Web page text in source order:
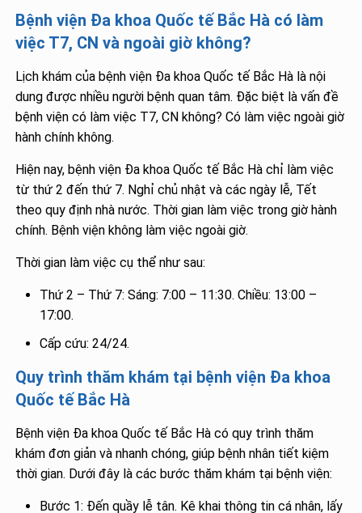
Bệnh viện Đa khoa Quốc tế Bắc Hà có làm
việc T7, CN và ngoài giờ không?
Lịch khám của bệnh viện Đa khoa Quốc tế Bắc Hà là nội
dung được nhiều người bệnh quan tâm. Đặc biệt là vấn đề
bệnh viện có làm việc T7, CN không? Có làm việc ngoài giờ
hành chính không.
Hiện nay, bệnh viện Đa khoa Quốc tế Bắc Hà chỉ làm việc
từ thứ 2 đến thứ 7. Nghỉ chủ nhật và các ngày lễ, Tết
theo quy định nhà nước. Thời gian làm việc trong giờ hành
chính. Bệnh viện không làm việc ngoài giờ.
Thời gian làm việc cụ thể như sau:
Thứ 2 – Thứ 7: Sáng: 7:00 – 11:30. Chiều: 13:00 –
17:00.
Cấp cứu: 24/24.
Quy trình thăm khám tại bệnh viện Đa khoa
Quốc tế Bắc Hà
Bệnh viện Đa khoa Quốc tế Bắc Hà có quy trình thăm
khám đơn giản và nhanh chóng, giúp bệnh nhân tiết kiệm
thời gian. Dưới đây là các bước thăm khám tại bệnh viện:
Bước 1: Đến quầy lễ tân. Kê khai thông tin cá nhân, lấy